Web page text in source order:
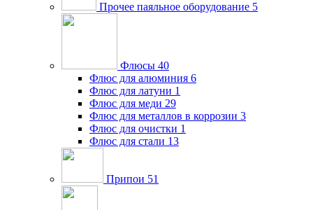
Прочее паяльное оборудование 5
Флюсы 40
Флюс для алюминия 6
Флюс для латуни 1
Флюс для меди 29
Флюс для металлов в коррозии 3
Флюс для очистки 1
Флюс для стали 13
Припои 51